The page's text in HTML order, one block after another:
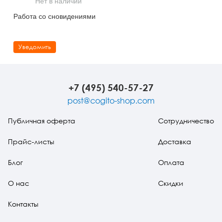
Другие направления психотерапии
Социальная психология
Классический и юнгианский психоанализ
Работа со сновидениями
Уведомить
+7 (495) 540-57-27
post@cogito-shop.com
Публичная оферта
Прайс-листы
Блог
О нас
Контакты
Сотрудничество
Доставка
Оплата
Скидки